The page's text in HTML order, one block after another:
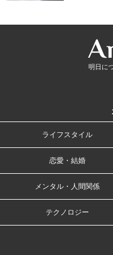
明日に
ライフスタイル
恋愛・結婚
メンタル・人間関係
テクノロジー